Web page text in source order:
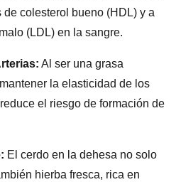
colesterol bueno (HDL) y a
(LDL) en la sangre.
Al ser una grasa
la elasticidad de los
el riesgo de formación de
El cerdo en la dehesa no solo
hierba fresca, rica en